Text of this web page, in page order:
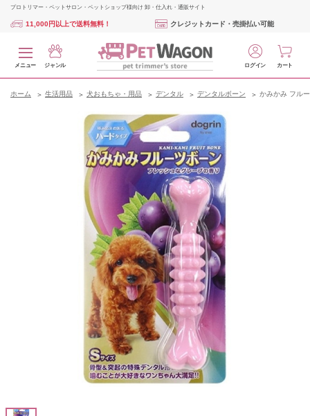
プロトリマー・ペットサロン・ペットショップ様向け 卸・仕入れ・通販サイト
11,000円以上で送料無料！ クレジットカード・売掛払い可能
メニュー ジャンル ログイン カート
ホーム 生活用品 犬おもちゃ・用品 デンタル デンタルボーン かみかみ フル